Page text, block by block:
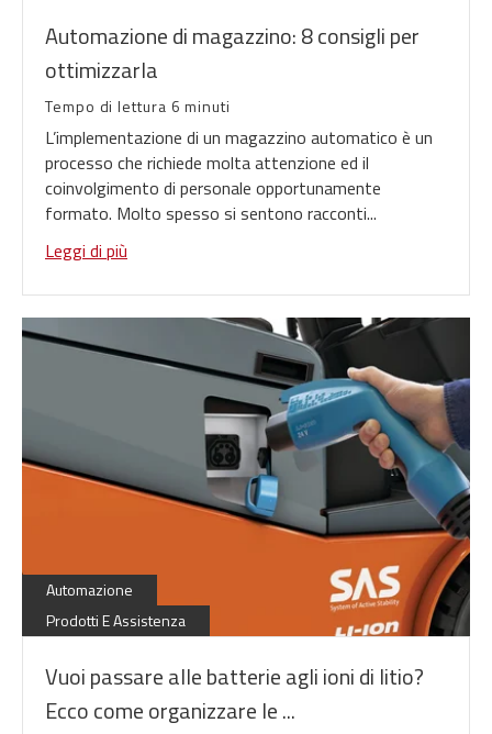
Automazione di magazzino: 8 consigli per
ottimizzarla
Tempo di lettura 6 minuti
L’implementazione di un magazzino automatico è un
processo che richiede molta attenzione ed il
coinvolgimento di personale opportunamente
formato. Molto spesso si sentono racconti...
Leggi di più
Energia
Automazione
Prodotti E Assistenza
Vuoi passare alle batterie agli ioni di litio?
Ecco come organizzare le ...